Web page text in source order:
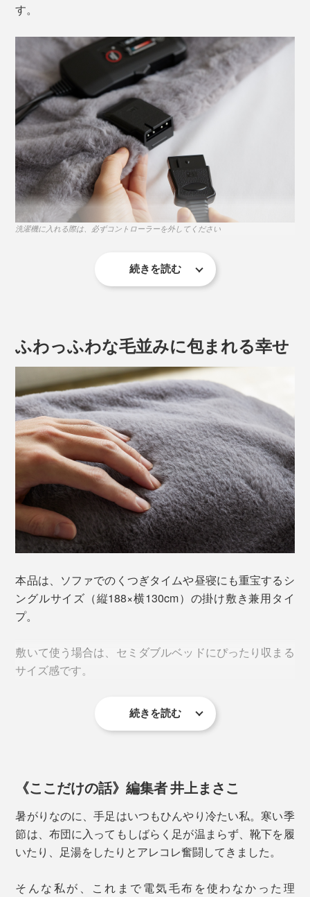
就寝前にタイマーボタンを押すと、2時間後にスイッチ
OFF。４時間の一時停止後、再びスイッチONに。朝方2
時間温めた後、通電OFFになります。
たとえば23時に就寝するなら、こんな快眠スケジュール
に。
23:00タイマースイッチON
2時間／入眠へ
自動でスイッチOFF
2時間／起床へ
↓ ↓
07:00自動で通電OFF
しさで起きることはなく、朝までぐっすり。
り、洗顔や着替えまでに時間がかかったりしていました
が、起動力がアップ。起床時にはじんわりと体を温めて
ソファでのお昼寝にもちょうどいい
コントローラーには室温を感知するセンサー付き。朝方
の冷え込み（約15℃以下）などをキャッチして、設定
より少し高めの温度（「強」設定の場合＋2℃）へと自
動的に調整もしてくれます。
ほのかにバックライトが付いた操作パネルだから、真夜
中の寝ぼけ眼での操作も快適！小さすぎず、手のひらに
ちょうどいいサイズ感です。
先端に「室温センサー」が付いているので、コントローラーは布団の外に置いて
ください
電源の切り忘れ防止のため、12時間経つと自動的に電源
がオフになる設計も嬉しい配慮。電源をつけっ放しで外
出してしまった時でも安心です。
す。
洗濯機に入れる際は、必ずコントローラーを外してください
頭を冷やし、足を温めることで質のよい睡眠へと導くと
される「頭寒足熱」を意識した配線パターンも魅力。冷
えやすい足元をしっかりと温めてくれます。
柔軟性に優れたヒートワイヤーだから、体のラインに沿
よくある電熱線のゴツゴツ感や存在感をほとんど感じさ
続きを読む
ふわっふわな毛並みに包まれる幸せ
本品は、ソファでのくつぎタイムや昼寝にも重宝するシ
ングルサイズ（縦188×横130cm）の掛け敷き兼用タイ
プ。
敷いて使う場合は、セミダブルベッドにぴったり収まる
サイズ感です。
続きを読む
《ここだけの話》編集者 井上まさこ
暑がりなのに、手足はいつもひんやり冷たい私。寒い季
節は、布団に入ってもしばらく足が温まらず、靴下を履
いたり、足湯をしたりとアレコレ奮闘してきました。
そんな私が、これまで電気毛布を使わなかった理